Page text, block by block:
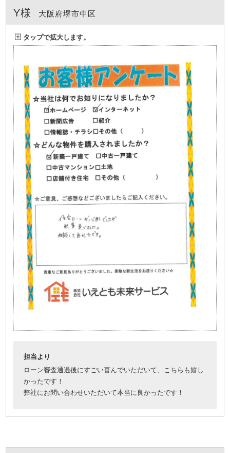
Y様 大阪府堺市中区
担当より
ローン審査通過後にすごい喜んでいただいて、こちらも嬉し
かったです！
弊社にお問い合わせいただいて本当に良かったです！